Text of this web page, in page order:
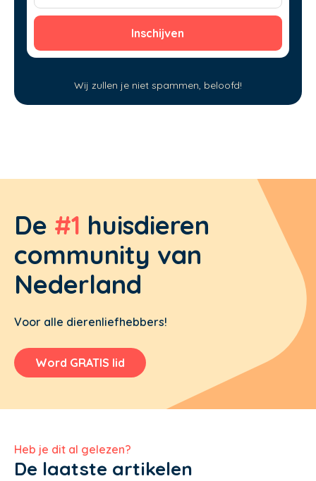
Wij zullen je niet spammen, beloofd!
De #1 huisdieren
community van
Nederland
Voor alle dierenliefhebbers!
Word GRATIS lid
Heb je dit al gelezen?
De laatste artikelen